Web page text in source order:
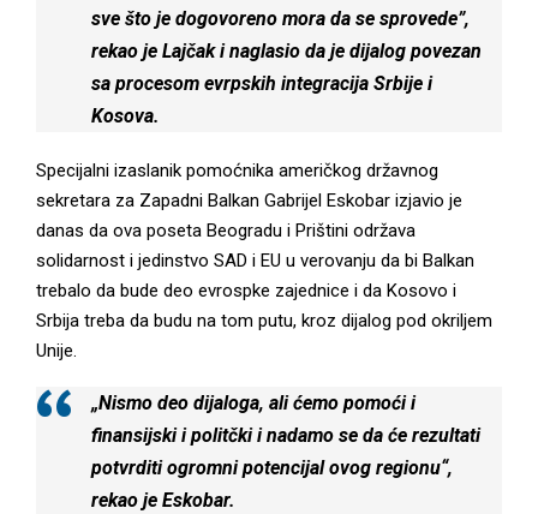
sve što je dogovoreno mora da se sprovede”,
rekao je Lajčak i naglasio da je dijalog povezan
sa procesom evrpskih integracija Srbije i
Kosova.
Specijalni izaslanik pomoćnika američkog državnog
sekretara za Zapadni Balkan Gabrijel Eskobar izjavio je
danas da ova poseta Beogradu i Prištini održava
solidarnost i jedinstvo SAD i EU u verovanju da bi Balkan
trebalo da bude deo evrospke zajednice i da Kosovo i
Srbija treba da budu na tom putu, kroz dijalog pod okriljem
Unije.
„Nismo deo dijaloga, ali ćemo pomoći i
finansijski i politčki i nadamo se da će rezultati
potvrditi ogromni potencijal ovog regionu“,
rekao je Eskobar.